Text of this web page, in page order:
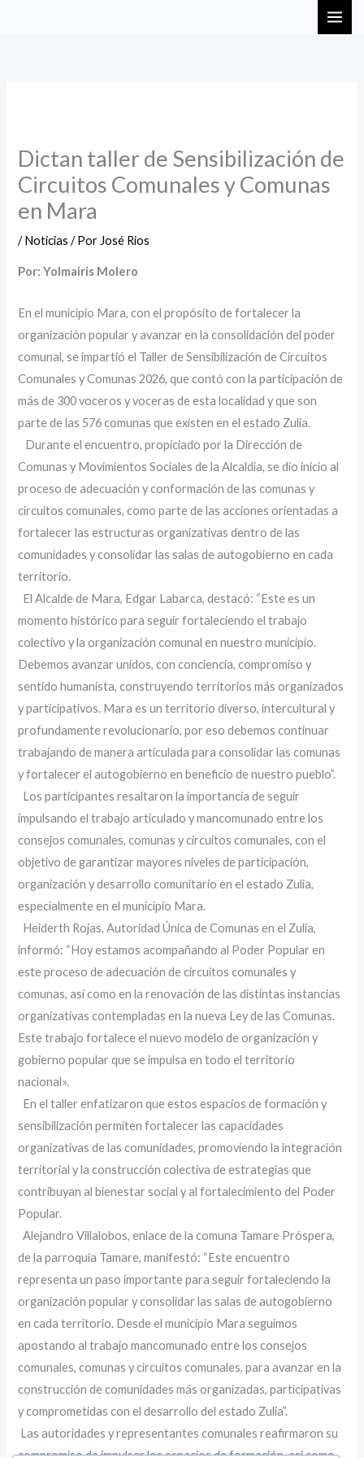
Dictan taller de Sensibilización de
Circuitos Comunales y Comunas
en Mara
/Noticias / Por José Rios
Por: Yolmairis Molero
En el municipio Mara, con el propósito de fortalecer la
organización popular y avanzar en la consolidación del poder
comunal, se impartió el Taller de Sensibilización de Circuitos
Comunales y Comunas 2026, que contó con la participación de
más de 300 voceros y voceras de esta localidad y que son
parte de las 576 comunas que existen en el estado Zulia.
‎ Durante el encuentro, propiciado por la Dirección de
Comunas y Movimientos Sociales de la Alcaldía, se dio inicio al
proceso de adecuación y conformación de las comunas y
circuitos comunales, como parte de las acciones orientadas a
fortalecer las estructuras organizativas dentro de las
comunidades y consolidar las salas de autogobierno en cada
territorio.
‎ ‎El Alcalde de Mara, Edgar Labarca, destacó: “Este es un
momento histórico para seguir fortaleciendo el trabajo
colectivo y la organización comunal en nuestro municipio.
Debemos avanzar unidos, con conciencia, compromiso y
sentido humanista, construyendo territorios más organizados
y participativos. Mara es un territorio diverso, intercultural y
profundamente revolucionario, por eso debemos continuar
trabajando de manera articulada para consolidar las comunas
y fortalecer el autogobierno en beneficio de nuestro pueblo”.
‎ ‎Los participantes resaltaron la importancia de seguir
impulsando el trabajo articulado y mancomunado entre los
consejos comunales, comunas y circuitos comunales, con el
objetivo de garantizar mayores niveles de participación,
organización y desarrollo comunitario en el estado Zulia,
especialmente en el municipio Mara.
‎ ‎Heiderth Rojas, Autoridad Única de Comunas en el Zulia,
informó: “Hoy estamos acompañando al Poder Popular en
este proceso de adecuación de circuitos comunales y
comunas, así como en la renovación de las distintas instancias
organizativas contempladas en la nueva Ley de las Comunas.
Este trabajo fortalece el nuevo modelo de organización y
gobierno popular que se impulsa en todo el territorio
nacional».
‎ ‎En el taller enfatizaron que estos espacios de formación y
sensibilización permiten fortalecer las capacidades
organizativas de las comunidades, promoviendo la integración
territorial y la construcción colectiva de estrategias que
contribuyan al bienestar social y al fortalecimiento del Poder
Popular.
‎ ‎ Alejandro Villalobos, enlace de la comuna Tamare Próspera,
de la parroquia Tamare, manifestó: ‎“Este encuentro
representa un paso importante para seguir fortaleciendo la
organización popular y consolidar las salas de autogobierno
en cada territorio. Desde el municipio Mara seguimos
apostando al trabajo mancomunado entre los consejos
comunales, comunas y circuitos comunales, para avanzar en la
construcción de comunidades más organizadas, participativas
y comprometidas con el desarrollo del estado Zulia”.
‎ Las autoridades y representantes comunales reafirmaron su
compromiso de impulsar los espacios de formación, así como